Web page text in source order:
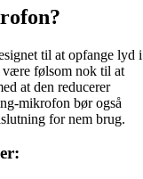
til at opfange lyd i
være følsom nok til at
at den reducerer
mikrofon bør også
for nem brug.